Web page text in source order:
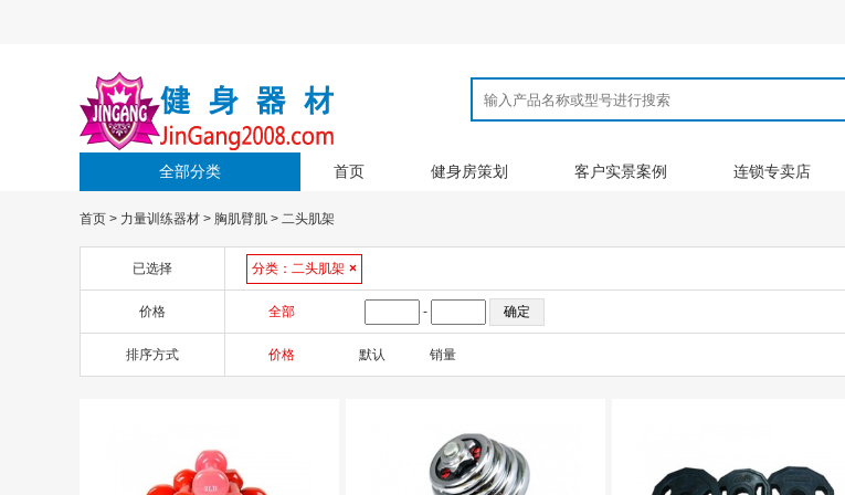
全部分类 首页 健身房策划 客户实景案例 连锁专卖店
首页 > 力量训练器材 > 胸肌臂肌 > 二头肌架
已选择 分类： 二头肌架 ×
价格 全部 -
排序方式 价格 默认 销量